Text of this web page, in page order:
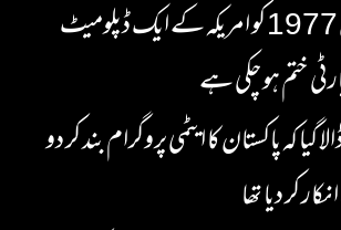
12 اپریل 1977 کو امریکہ کے ایک ڈپلومیٹ
ختم ہو چکی ہے
گیا کہ پاکستان کا ایٹمی پروگرام بند کر دو
کر دیا تھا